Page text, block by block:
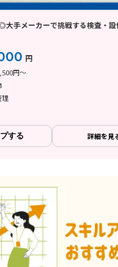
大手メーカーで挑戦する検査・設
円
円～
理
する 詳細を見